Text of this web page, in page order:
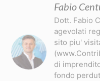
Fabio
Dott. Fabio
agevolati
sito piu'
di
fondo